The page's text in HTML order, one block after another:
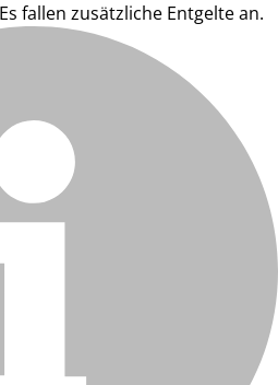
fallen zusätzliche Entgelte an.